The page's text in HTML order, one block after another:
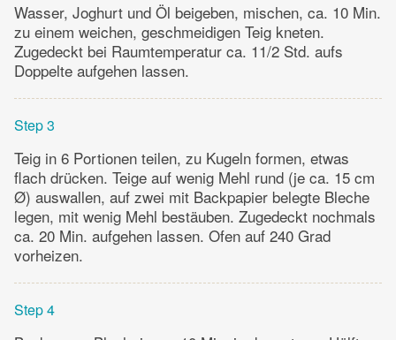
Wasser, Joghurt und Öl beigeben, mischen, ca. 10 Min.
zu einem weichen, geschmeidigen Teig kneten.
Zugedeckt bei Raumtemperatur ca. 11/2 Std. aufs
Doppelte aufgehen lassen.
Step 3
Teig in 6 Portionen teilen, zu Kugeln formen, etwas
flach drücken. Teige auf wenig Mehl rund (je ca. 15 cm
Ø) auswallen, auf zwei mit Backpapier belegte Bleche
legen, mit wenig Mehl bestäuben. Zugedeckt nochmals
ca. 20 Min. aufgehen lassen. Ofen auf 240 Grad
vorheizen.
Step 4